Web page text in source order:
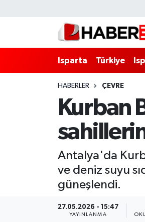
Isparta Türkiye
HABERLER ÇEVRE
Kurban
Antalya'da
ve deniz suyu
güneşlendi.
27.05.2026 - 15:47
YAYINLANMA
Isparta Hakkında
Esnaf Diyor ki;
BİLİM VE TEKNOLOJİ
EĞİTİM
Isparta Nöbetçi Eczaneler
Isparta Hava Durumu
Isparta Trafik Yoğunluk
Süper Lig Puan Durumu ve
Tüm Manşetler
Son Dakika Haberleri
Haber Arşivi